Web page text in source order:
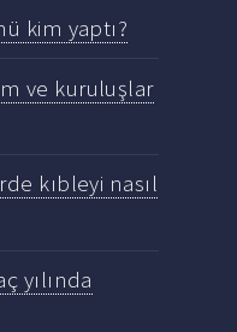
kim yaptı?
ve kuruluşlar
kıbleyi nasıl
yılında